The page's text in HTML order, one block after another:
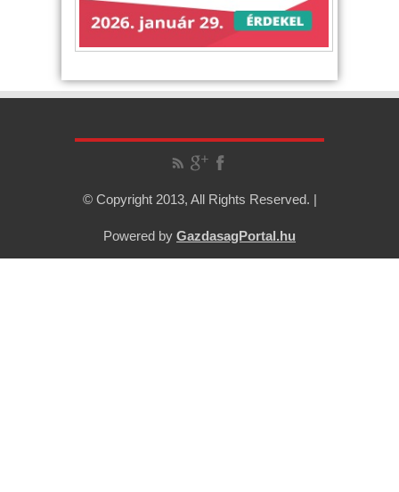
© Copyright 2013, All Rights Reserved. |
Powered by GazdasagPortal.hu